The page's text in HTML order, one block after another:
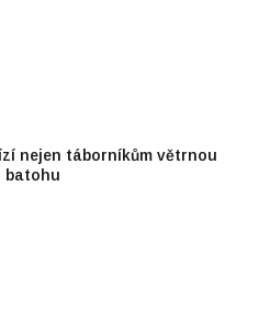
nejen táborníkům větrnou
batohu